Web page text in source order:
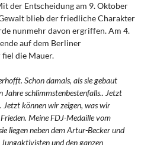
der Entscheidung am 9. Oktober
blieb der friedliche Charakter
nunmehr davon ergriffen. Am 4.
auf dem Berliner
fiel die Mauer.
Schon damals, als sie gebaut
Jahre schlimmstenbestenfalls.. Jetzt
Jetzt können wir zeigen, was wir
Meine FDJ-Medaille vom
liegen neben dem Artur-Becker und
und den ganzen